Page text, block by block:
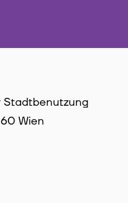
Stadtbenutzung
Wien